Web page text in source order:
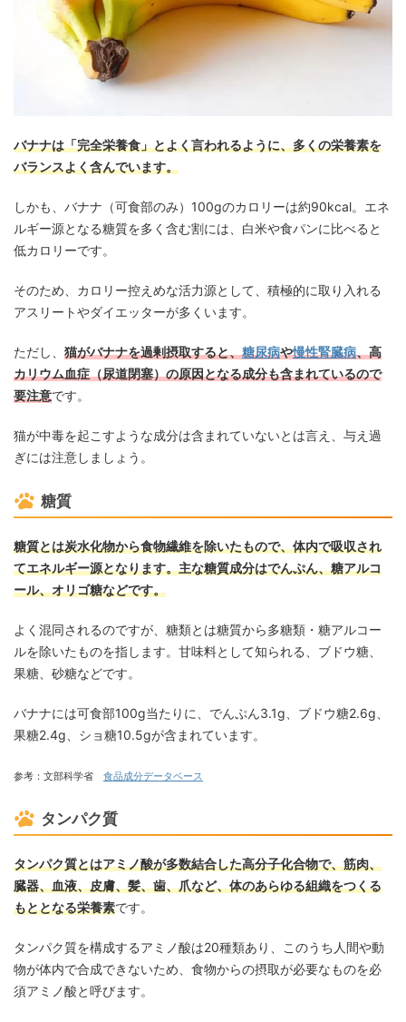
バナナは「完全栄養食」とよく言われるように、多くの栄養素を
バランスよく含んでいます。
しかも、バナナ（可食部のみ）100gのカロリーは約90kcal。エネ
ルギー源となる糖質を多く含む割には、白米や食パンに比べると
低カロリーです。
そのため、カロリー控えめな活力源として、積極的に取り入れる
アスリートやダイエッターが多くいます。
ただし、 猫がバナナを過剰摂取すると、糖尿病や慢性腎臓病、高
カリウム血症（尿道閉塞）の原因となる成分も含まれているので
要注意です。
猫が中毒を起こすような成分は含まれていないとは言え、与え過
ぎには注意しましょう。
糖質
糖質とは炭水化物から食物繊維を除いたもので、体内で吸収され
てエネルギー源となります。主な糖質成分はでんぷん、糖アルコ
ール、オリゴ糖などです。
よく混同されるのですが、糖類とは糖質から多糖類・糖アルコー
ルを除いたものを指します。甘味料として知られる、ブドウ糖、
果糖、砂糖などです。
バナナには可食部100g当たりに、でんぷん3.1g、ブドウ糖2.6g、
果糖2.4g、ショ糖10.5gが含まれています。
参考：文部科学省 食品成分データベース
タンパク質
タンパク質とはアミノ酸が多数結合した高分子化合物で、筋肉、
臓器、血液、皮膚、髪、歯、爪など、体のあらゆる組織をつくる
もととなる栄養素です。
タンパク質を構成するアミノ酸は20種類あり、このうち人間や動
物が体内で合成できないため、食物からの摂取が必要なものを必
須アミノ酸と呼びます。